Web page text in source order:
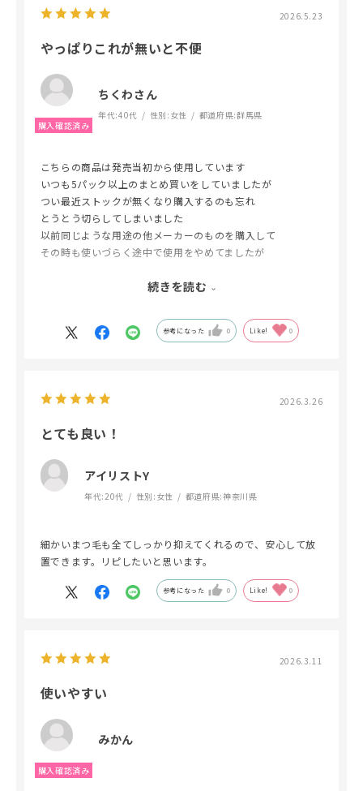
2026.5.23
やっぱりこれが無いと不便
ちくわさん
年代:40代 性別: 女性 都道府県:群馬県
こちらの商品は発売当初から使用しています
いつも5パック以上のまとめ買いをしていましたが
つい最近ストックが無くなり購入するのも忘れ
とうとう切らしてしまいました
以前同じような用途の他メーカーのものを購入して
その時も使いづらく途中で使用をやめてましたが
やはり同じようなものでも全く別物です
厚さも丁度良く少し引っ張ると
いい感じに伸びてロッドにフィットします
とても良いです
やはりこれがあると施術が本当にやりやすいです
途中で一度素材が変わりましたが
また元に戻ったようで嬉しいです
サイズも絶妙で本当に使いやすいので
続きを読む
参考になった 0 Like! 0
2026.3.26
とても良い！
アイリストY
年代: 20代 性別: 女性 都道府県:神奈川県
細かいまつ毛も全てしっかり抑えてくれるので、安心して放
置できます。リピしたいと思います。
参考になった 0 Like! 0
2026.3.11
使いやすい
みかん